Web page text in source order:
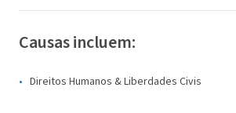
Causas incluem:
Direitos Humanos & Liberdades Civis